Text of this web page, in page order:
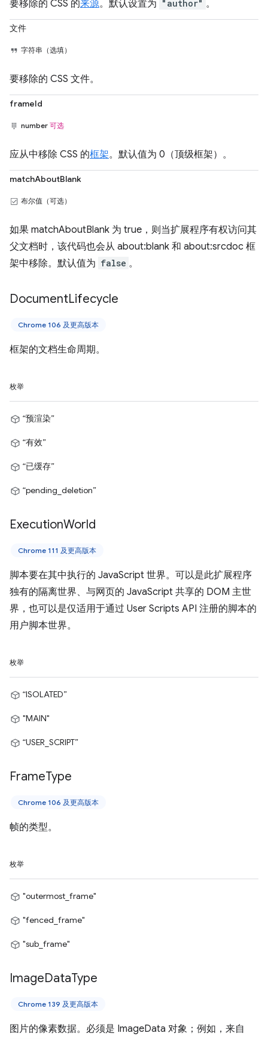
要移除的 CSS 的来源。默认设置为 "author" 。
文件
字符串（选填）
要移除的 CSS 文件。
frameId
number 可选
应从中移除 CSS 的框架。默认值为 0（顶级框架）。
matchAboutBlank
布尔值（可选）
如果 matchAboutBlank 为 true，则当扩展程序有权访问其
父文档时，该代码也会从 about:blank 和 about:srcdoc 框
架中移除。默认值为 false 。
DocumentLifecycle
Chrome 106 及更高版本
框架的文档生命周期。
枚举
“预渲染”
“有效”
“已缓存”
“pending_deletion”
ExecutionWorld
Chrome 111 及更高版本
脚本要在其中执行的 JavaScript 世界。可以是此扩展程序
独有的隔离世界、与网页的 JavaScript 共享的 DOM 主世
界，也可以是仅适用于通过 User Scripts API 注册的脚本的
用户脚本世界。
枚举
“ISOLATED”
"MAIN"
“USER_SCRIPT”
FrameType
Chrome 106 及更高版本
帧的类型。
枚举
"outermost_frame"
"fenced_frame"
"sub_frame"
ImageDataType
Chrome 139 及更高版本
图片的像素数据。必须是 ImageData 对象；例如，来自